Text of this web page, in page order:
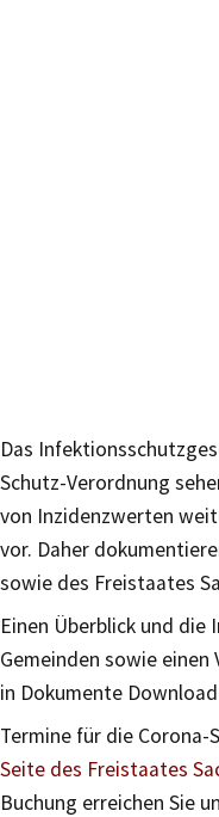
Das
Schutz-Verordnung
von Inzidenzwerten
vor. Daher
sowie des Freistaates
Einen Überblick und
Gemeinden sowie
in Dokumente Download
Termine für die
Seite des Freistaates
Buchung erreichen Sie